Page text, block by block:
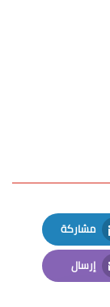
مشاركة
LinkedIn
إرسال
Email